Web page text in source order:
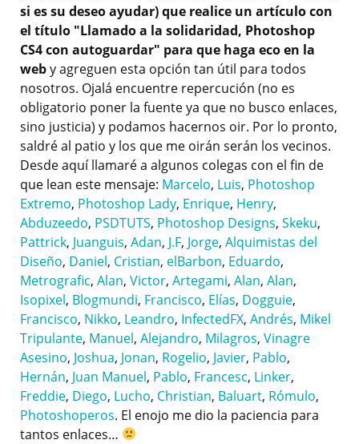
si es su deseo ayudar) que realice un artículo con
el título "Llamado a la solidaridad, Photoshop
CS4 con autoguardar" para que haga eco en la
weby agreguen esta opción tan útil para todos
nosotros. Ojalá encuentre repercución (no es
obligatorio poner la fuente ya que no busco enlaces,
sino justicia) y podamos hacernos oir. Por lo pronto,
saldré al patio y los que me oirán serán los vecinos.
Desde aquí llamaré a algunos colegas con el fin de
que lean este mensaje: Marcelo, Luis, Photoshop
Extremo, Photoshop Lady, Enrique, Henry,
Abduzeedo, PSDTUTS, Photoshop Designs, Skeku,
Pattrick, Juanguis, Adan, J.F, Jorge, Alquimistas del
Diseño, Daniel, Cristian, elBarbon, Eduardo,
Metrografic, Alan, Victor, Artegami, Alan, Alan,
Isopixel, Blogmundi, Francisco, Elías, Dogguie,
Francisco, Nikko, Leandro, InfectedFX, Andrés, Mikel
Tripulante, Manuel, Alejandro, Milagros, Vinagre
Asesino, Joshua, Jonan, Rogelio, Javier, Pablo,
Hernán, Juan Manuel, Pablo, Francesc, Linker,
Freddie, Diego, Lucho, Christian, Baluart, Rómulo,
Photoshoperos. El enojo me dio la paciencia para
tantos enlaces…